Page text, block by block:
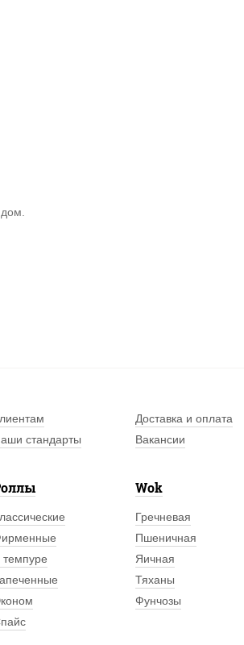
Доставка и оплата
стандарты Вакансии
темпуре
Wok
Гречневая
Пшеничная
Яичная
Тяханы
Фунчозы